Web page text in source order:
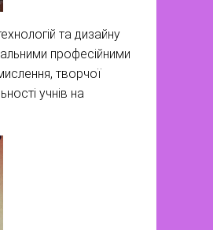
та дизайну
професійними
творчої
учнів на